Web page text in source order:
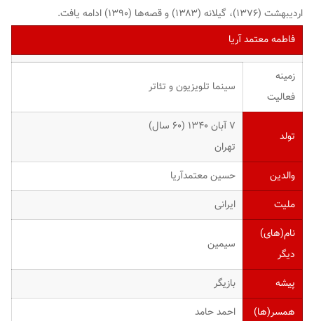
اردیبهشت (۱۳۷۶)، گیلانه (۱۳۸۳) و قصه‌ها (۱۳۹۰) ادامه یافت.
فاطمه معتمد آریا
زمینه
فعالیت
سینما تلویزیون و تئاتر
تولد
۷ آبان ۱۳۴۰ ‏(۶۰ سال)
تهران
والدین
حسین معتمدآریا
ملیت
ایرانی
نام(های)
دیگر
سیمین
پیشه
بازیگر
همسر(ها)
احمد حامد